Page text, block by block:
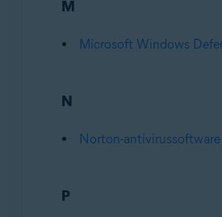
M
Microsoft Windows
N
Norton-antivirussoftware
P